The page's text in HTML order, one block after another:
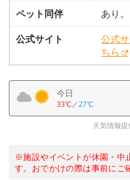
ペット同伴
あり。
公式サイト
公式
ちら
今日
33℃／27℃
天気情報
※施設やイベントが休園・中
す。おでかけの際は事前にご